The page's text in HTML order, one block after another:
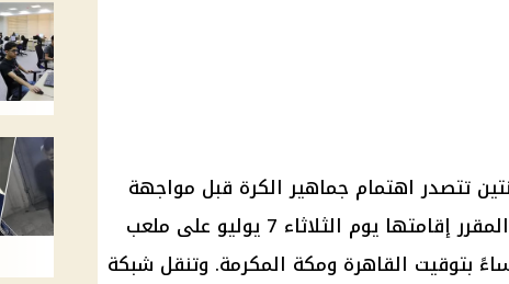
تتصدر اهتمام جماهير الكرة قبل مواجهة
دور الـ16 في كأس العالم 2026، والمقرر إقامتها يوم الثلاثاء 7 يوليو على ملعب
بتوقيت القاهرة ومكة المكرمة. وتنقل شبكة